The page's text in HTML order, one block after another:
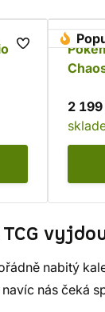
-
2
nabitý
navíc nás čeká